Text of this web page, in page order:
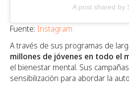
A post shared by
Fuente: Instagram
A través de sus programas de
millones de jóvenes en todo el
el bienestar mental. Sus
sensibilización para abordar la